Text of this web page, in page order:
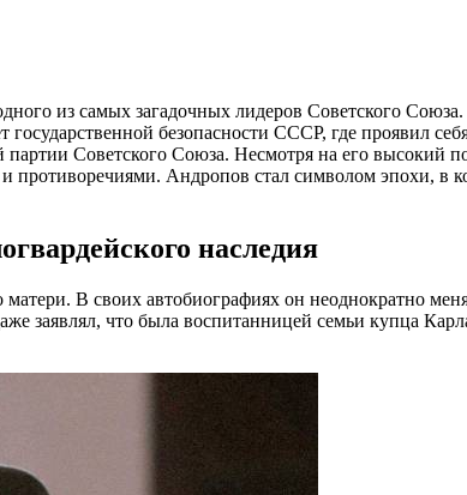
из самых загадочных лидеров Советского
безопасности СССР, где проявил
Советского Союза. Несмотря на его высокий
Андропов стал символом эпохи, в
наследия
В своих автобиографиях он неоднократно
заявлял, что была воспитанницей семьи купца